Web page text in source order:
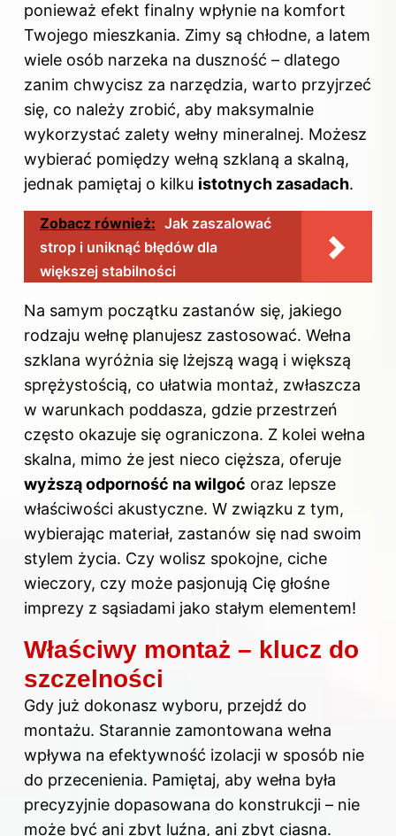
ponieważ efekt finalny wpłynie na komfort
Twojego mieszkania. Zimy są chłodne, a latem
wiele osób narzeka na duszność – dlatego
zanim chwycisz za narzędzia, warto przyjrzeć
się, co należy zrobić, aby maksymalnie
wykorzystać zalety wełny mineralnej. Możesz
wybierać pomiędzy wełną szklaną a skalną,
jednak pamiętaj o kilku istotnych zasadach.
Zobacz również: Jak zaszalować
strop i uniknąć błędów dla
większej stabilności
Na samym początku zastanów się, jakiego
rodzaju wełnę planujesz zastosować. Wełna
szklana wyróżnia się lżejszą wagą i większą
sprężystością, co ułatwia montaż, zwłaszcza
w warunkach poddasza, gdzie przestrzeń
często okazuje się ograniczona. Z kolei wełna
skalna, mimo że jest nieco cięższa, oferuje
wyższą odporność na wilgoć oraz lepsze
właściwości akustyczne. W związku z tym,
wybierając materiał, zastanów się nad swoim
stylem życia. Czy wolisz spokojne, ciche
wieczory, czy może pasjonują Cię głośne
imprezy z sąsiadami jako stałym elementem!
Właściwy montaż – klucz do
szczelności
Gdy już dokonasz wyboru, przejdź do
montażu. Starannie zamontowana wełna
wpływa na efektywność izolacji w sposób nie
do przecenienia. Pamiętaj, aby wełna była
precyzyjnie dopasowana do konstrukcji – nie
może być ani zbyt luźna, ani zbyt ciasna.